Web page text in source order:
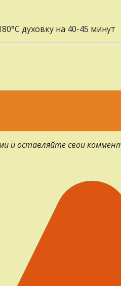
духовку на 40-45 минут
и оставляйте свои